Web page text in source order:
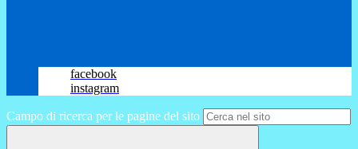
facebook
instagram
Campo di ricerca per le pagine del sito